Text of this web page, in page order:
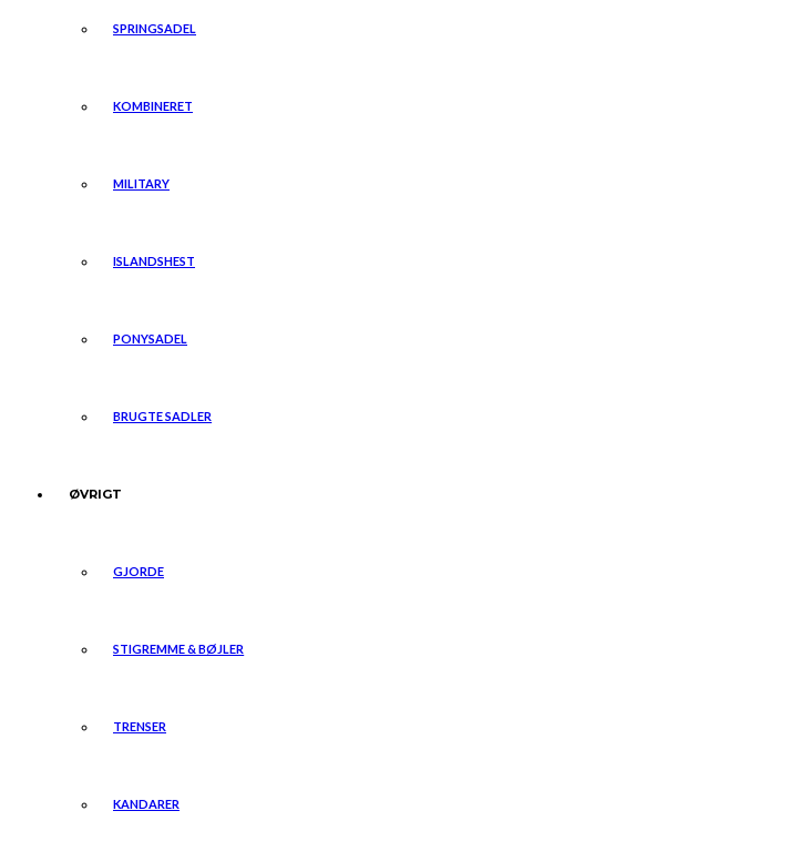
SPRINGSADEL
KOMBINERET
MILITARY
ISLANDSHEST
PONYSADEL
BRUGTE SADLER
ØVRIGT
GJORDE
STIGREMME & BØJLER
TRENSER
KANDARER